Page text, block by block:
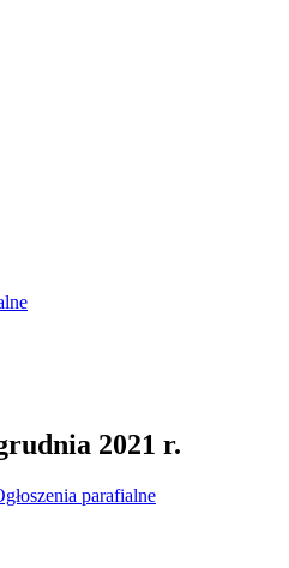
2021 r.
parafialne